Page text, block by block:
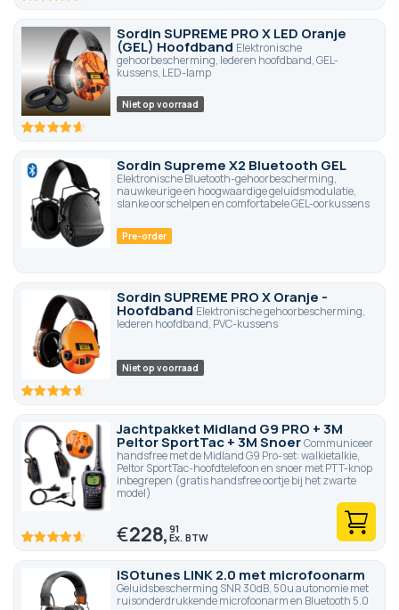
Sordin SUPREME PRO X LED Oranje
(GEL) Hoofdband Elektronische
gehoorbescherming, lederen hoofdband, GEL-
kussens, LED-lamp
Niet op voorraad
Sordin Supreme X2 Bluetooth GEL
Elektronische Bluetooth-gehoorbescherming,
nauwkeurige en hoogwaardige geluidsmodulatie,
slanke oorschelpen en comfortabele GEL-oorkussens
Pre-order
Sordin SUPREME PRO X Oranje -
Hoofdband Elektronische gehoorbescherming,
lederen hoofdband, PVC-kussens
Niet op voorraad
Jachtpakket Midland G9 PRO + 3M
Peltor SportTac + 3M SnoerCommuniceer
handsfree met de Midland G9 Pro-set: walkietalkie,
Peltor SportTac-hoofdtelefoon en snoer met PTT-knop
inbegrepen (gratis handsfree oortje bij het zwarte
model)
€228,91
ISOtunes LINK 2.0 met microfoonarm
Geluidsbescherming SNR 30dB, 50u autonomie met
ruisonderdrukkende microfoonarm en Bluetooth 5.0